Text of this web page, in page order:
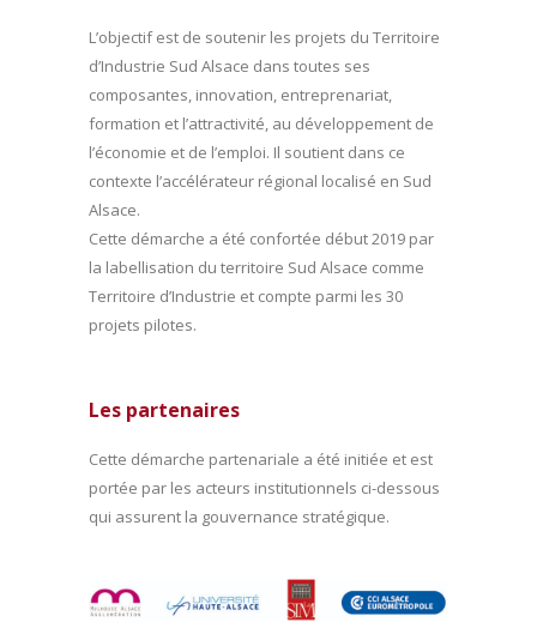
L’objectif est de soutenir les projets du Territoire
d’Industrie Sud Alsace dans toutes ses
composantes, innovation, entreprenariat,
formation et l’attractivité, au développement de
l’économie et de l’emploi. Il soutient dans ce
contexte l’accélérateur régional localisé en Sud
Alsace.
Cette démarche a été confortée début 2019 par
la labellisation du territoire Sud Alsace comme
Territoire d’Industrie et compte parmi les 30
projets pilotes.
Les partenaires
Cette démarche partenariale a été initiée et est
portée par les acteurs institutionnels ci-dessous
qui assurent la gouvernance stratégique.